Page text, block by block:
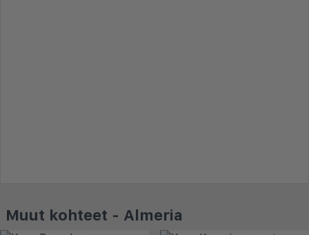
Muut kohteet - Almeria